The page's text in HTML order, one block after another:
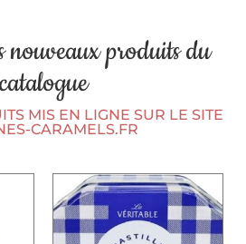
nouveaux produits du
catalogue
MIS EN LIGNE SUR LE SITE
CARAMELS.FR